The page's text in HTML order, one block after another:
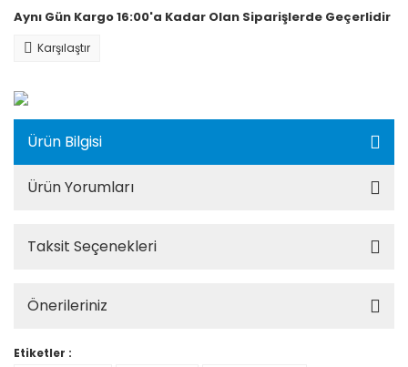
Aynı Gün Kargo 16:00'a Kadar Olan Siparişlerde Geçerlidir
Karşılaştır
Ürün Bilgisi
Ürün Yorumları
Taksit Seçenekleri
Önerileriniz
Etiketler :